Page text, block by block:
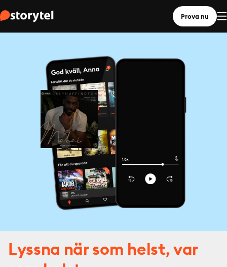
Prova nu
Lyssna när som helst, var